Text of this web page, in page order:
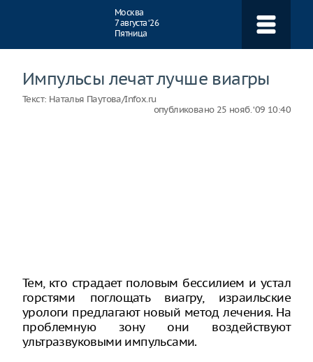
Москва
7 августа ‘26
Пятница
Импульсы лечат лучше виагры
Текст: Наталья Паутова/Infox.ru
опубликовано 25 нояб. ‘09 10:40
Тем, кто страдает половым бессилием и устал
горстями поглощать виагру, израильские
урологи предлагают новый метод лечения. На
проблемную зону они воздействуют
ультразвуковыми импульсами.